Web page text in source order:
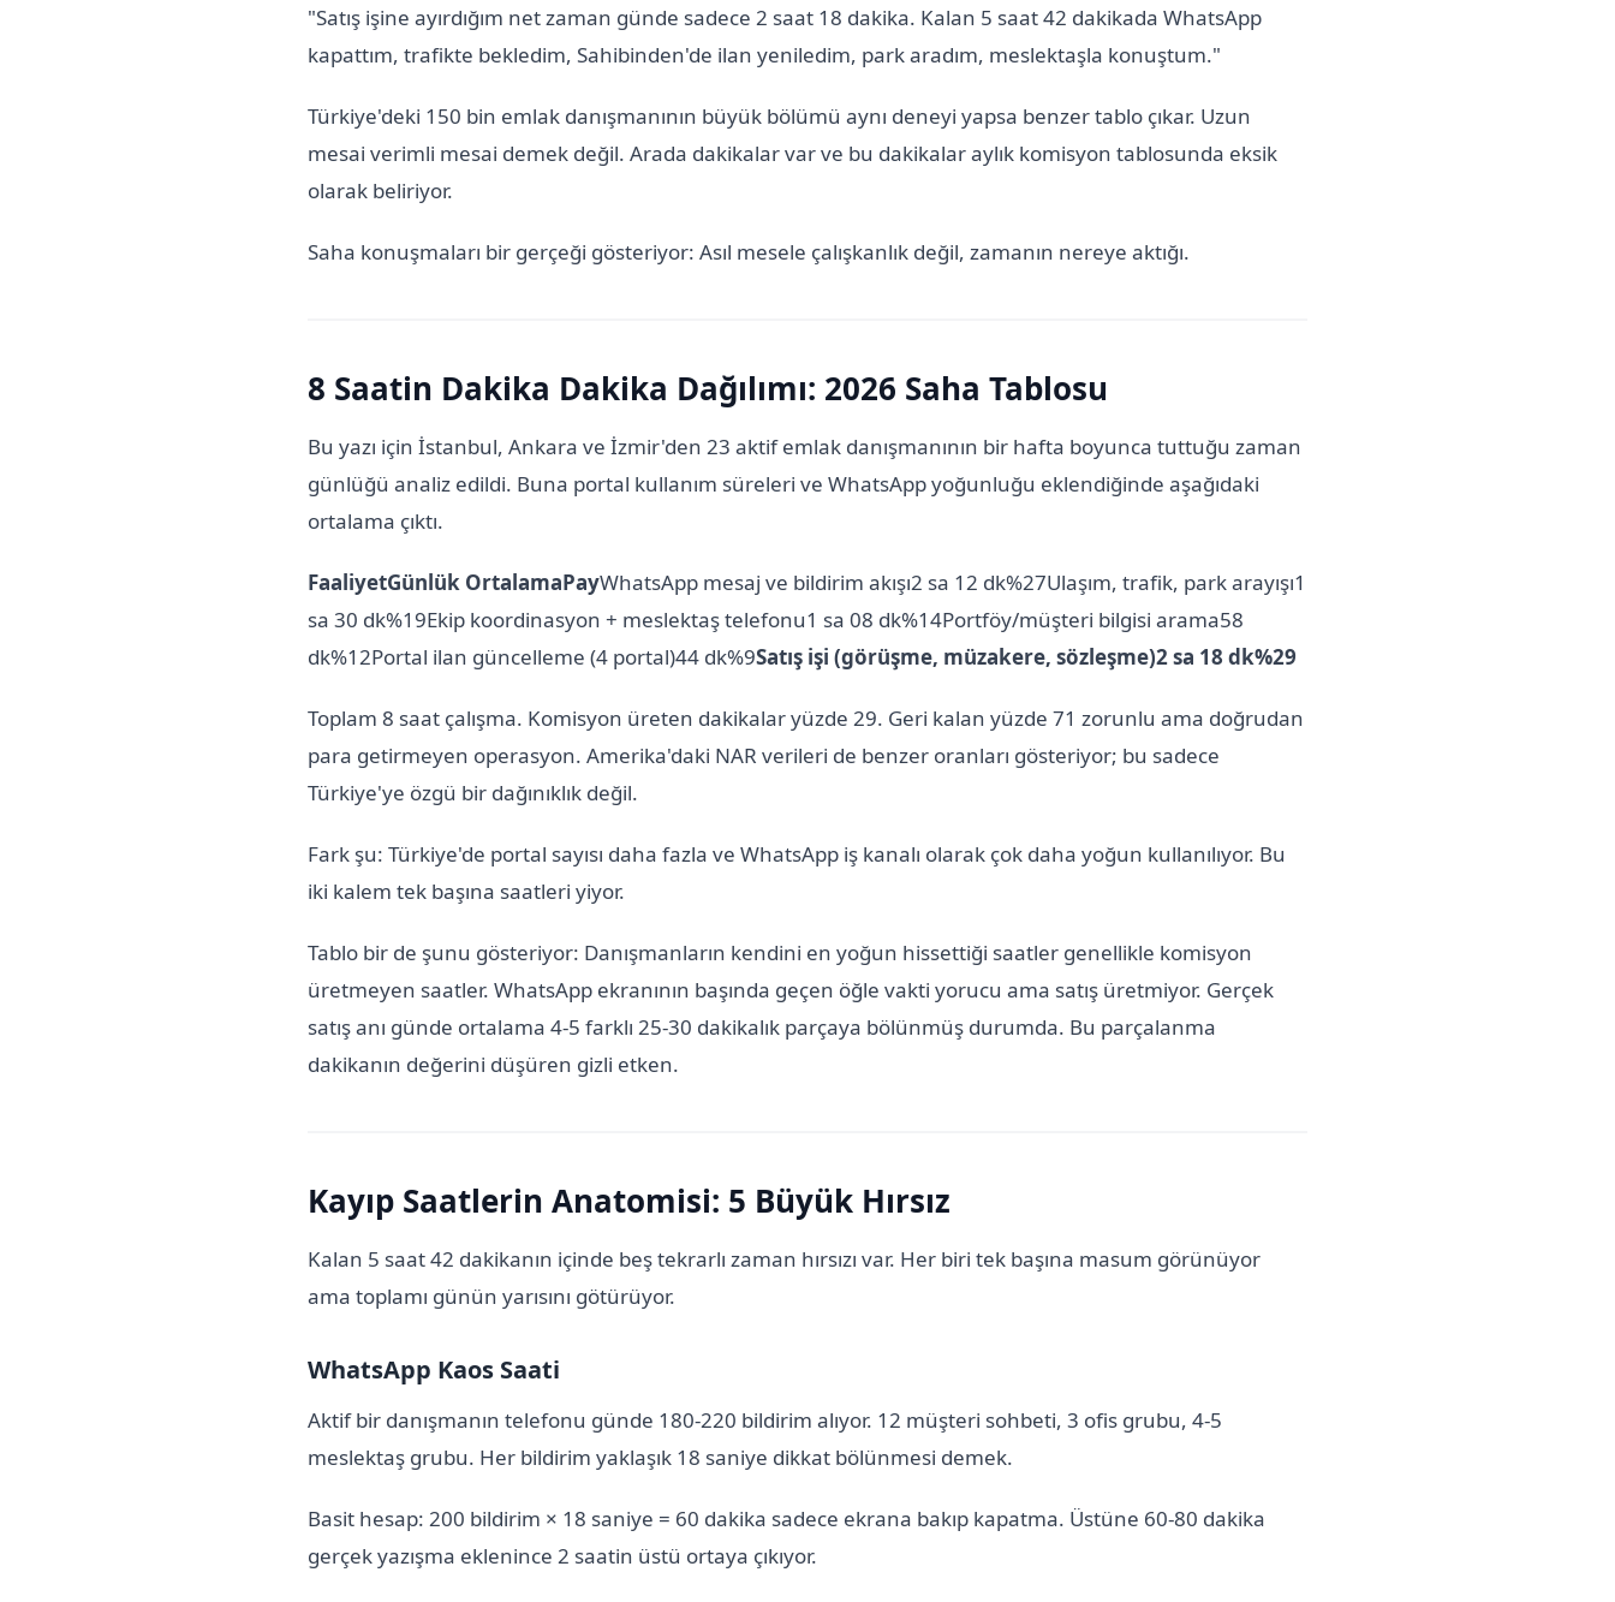
"Satış işine ayırdığım net zaman günde sadece 2 saat 18 dakika. Kalan 5 saat 42 dakikada WhatsApp
kapattım, trafikte bekledim, Sahibinden'de ilan yeniledim, park aradım, meslektaşla konuştum."
Türkiye'deki 150 bin emlak danışmanının büyük bölümü aynı deneyi yapsa benzer tablo çıkar. Uzun
mesai verimli mesai demek değil. Arada dakikalar var ve bu dakikalar aylık komisyon tablosunda eksik
olarak beliriyor.
Saha konuşmaları bir gerçeği gösteriyor: Asıl mesele çalışkanlık değil, zamanın nereye aktığı.
8 Saatin Dakika Dakika Dağılımı: 2026 Saha Tablosu
Bu yazı için İstanbul, Ankara ve İzmir'den 23 aktif emlak danışmanının bir hafta boyunca tuttuğu zaman
günlüğü analiz edildi. Buna portal kullanım süreleri ve WhatsApp yoğunluğu eklendiğinde aşağıdaki
ortalama çıktı.
FaaliyetGünlük OrtalamaPayWhatsApp mesaj ve bildirim akışı2 sa 12 dk%27Ulaşım, trafik, park arayışı1
sa 30 dk%19Ekip koordinasyon + meslektaş telefonu1 sa 08 dk%14Portföy/müşteri bilgisi arama58
dk%12Portal ilan güncelleme (4 portal)44 dk%9Satış işi (görüşme, müzakere, sözleşme)2 sa 18 dk%29
Toplam 8 saat çalışma. Komisyon üreten dakikalar yüzde 29. Geri kalan yüzde 71 zorunlu ama doğrudan
para getirmeyen operasyon. Amerika'daki NAR verileri de benzer oranları gösteriyor; bu sadece
Türkiye'ye özgü bir dağınıklık değil.
Fark şu: Türkiye'de portal sayısı daha fazla ve WhatsApp iş kanalı olarak çok daha yoğun kullanılıyor. Bu
iki kalem tek başına saatleri yiyor.
Tablo bir de şunu gösteriyor: Danışmanların kendini en yoğun hissettiği saatler genellikle komisyon
üretmeyen saatler. WhatsApp ekranının başında geçen öğle vakti yorucu ama satış üretmiyor. Gerçek
satış anı günde ortalama 4-5 farklı 25-30 dakikalık parçaya bölünmüş durumda. Bu parçalanma
dakikanın değerini düşüren gizli etken.
Kayıp Saatlerin Anatomisi: 5 Büyük Hırsız
Kalan 5 saat 42 dakikanın içinde beş tekrarlı zaman hırsızı var. Her biri tek başına masum görünüyor
ama toplamı günün yarısını götürüyor.
WhatsApp Kaos Saati
Aktif bir danışmanın telefonu günde 180-220 bildirim alıyor. 12 müşteri sohbeti, 3 ofis grubu, 4-5
meslektaş grubu. Her bildirim yaklaşık 18 saniye dikkat bölünmesi demek.
Basit hesap: 200 bildirim × 18 saniye = 60 dakika sadece ekrana bakıp kapatma. Üstüne 60-80 dakika
gerçek yazışma eklenince 2 saatin üstü ortaya çıkıyor.